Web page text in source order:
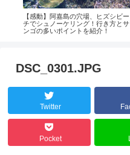
【感動】阿嘉島の穴場、ヒズシビー
チでシュノーケリング！行き方とサ
ンゴの多いポイントを紹介！
DSC_0301.JPG
Twitter
Pocket